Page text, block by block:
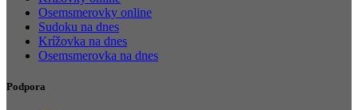
Osemsmerovky online
Sudoku na dnes
Krížovka na dnes
Osemsmerovka na dnes
Podpora